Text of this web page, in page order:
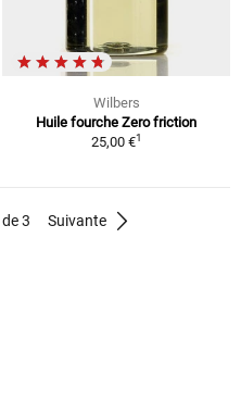
Wilbers
Huile fourche Zero friction
25,00 €1
3 Suivante